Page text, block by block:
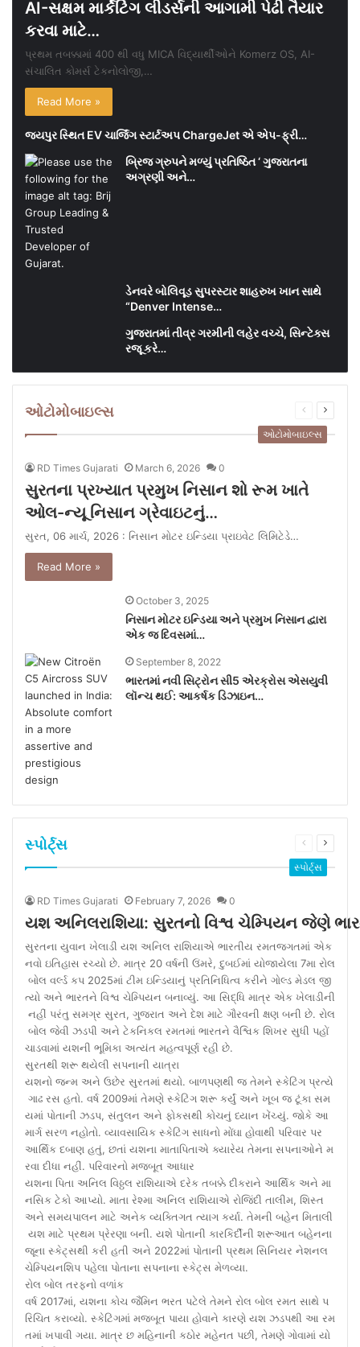
AI-સક્ષમ માર્કેટિંગ લીડર્સની આગામી પેઢી તૈયાર
કરવા માટે…
પ્રથમ તબક્કામાં 400 થી વધુ MICA વિદ્યાર્થીઓને Komerz OS, AI-
સંચાલિત કોમર્સ ટેકનોલોજી,…
Read More »
જયપુર સ્થિત EV ચાર્જિંગ સ્ટાર્ટઅપ ChargeJet એ એપ-ફ્રી…
બ્રિજ ગ્રુપને મળ્યું પ્રતિષ્ઠિત ‘ ગુજરાતના
અગ્રણી અને…
ડેનવરે બોલિવૂડ સુપરસ્ટાર શાહરુખ ખાન સાથે
“Denver Intense…
ગુજરાતમાં તીવ્ર ગરમીની લહેર વચ્ચે, સિન્ટેક્સ
રજૂ કરે…
ઓટોમોબાઇલ્સ
Previous
page
ઓટોમોબાઇલ્સ
RD Times Gujarati March 6, 2026 0
સુરતના પ્રખ્યાત પ્રમુખ નિસાન શો રૂમ ખાતે
ઓલ-ન્યૂ નિસાન ગ્રેવાઇટનું…
સુરત, 06 માર્ચ, 2026 : નિસાન મોટર ઇન્ડિયા પ્રાઇવેટ લિમિટેડે…
Read More »
October 3, 2025
નિસાન મોટર ઇન્ડિયા અને પ્રમુખ નિસાન દ્વારા
એક જ દિવસમાં…
September 8, 2022
ભારતમાં નવી સિટ્રોન સી5 એરક્રોસ એસયુવી
લૉન્ચ થઈ: આકર્ષક ડિઝાઇન…
સ્પોર્ટ્સ
Previous
page
સ્પોર્ટ્સ
RD Times Gujarati February 7, 2026 0
યશ અનિલરાશિયા: સુરતનો વિશ્વ ચેમ્પિયન જેણે
સુરતના યુવાન ખેલાડી યશ અનિલ રાશિયાએ ભારતીય રમતજગતમાં એક
નવો ઇતિહાસ રચ્યો છે. માત્ર 20 વર્ષની ઉંમરે, દુબઈમાં યોજાયેલા 7મા રોલ
બોલ વર્લ્ડ કપ 2025માં ટીમ ઇન્ડિયાનું પ્રતિનિધિત્વ કરીને ગોલ્ડ મેડલ જી
ત્યો અને ભારતને વિશ્વ ચેમ્પિયન બનાવ્યું. આ સિદ્ધિ માત્ર એક ખેલાડીની
નહીં પરંતુ સમગ્ર સુરત, ગુજરાત અને દેશ માટે ગૌરવની ક્ષણ બની છે. રોલ
બોલ જેવી ઝડપી અને ટેકનિકલ રમતમાં ભારતને વૈશ્વિક શિખર સુધી પહોં
ચાડવામાં યશની ભૂમિકા અત્યંત મહત્વપૂર્ણ રહી છે.
સુરતથી શરૂ થયેલી સપનાની યાત્રા
યશનો જન્મ અને ઉછેર સુરતમાં થયો. બાળપણથી જ તેમને સ્કેટિંગ પ્રત્યે
ગાઢ રસ હતો. વર્ષ 2009માં તેમણે સ્કેટિંગ શરૂ કર્યું અને ખૂબ જ ટૂંકા સમ
યમાં પોતાની ઝડપ, સંતુલન અને ફોકસથી કોચનું ધ્યાન ખેંચ્યું. જોકે આ
માર્ગ સરળ નહોતો. વ્યાવસાયિક સ્કેટિંગ સાધનો મોંઘા હોવાથી પરિવાર પર
આર્થિક દબાણ હતું, છતાં યશના માતાપિતાએ ક્યારેય તેમના સપનાઓને મ
રવા દીધા નહીં. પરિવારનો મજબૂત આધાર
યશના પિતા અનિલ વિઠ્ઠલ રાશિયાએ દરેક તબક્કે દીકરાને આર્થિક અને મા
નસિક ટેકો આપ્યો. માતા રેશ્મા અનિલ રાશિયાએ રોજિંદી તાલીમ, શિસ્ત
અને સમયપાલન માટે અનેક વ્યક્તિગત ત્યાગ કર્યા. તેમની બહેન મિતાલી
યશ માટે પ્રથમ પ્રેરણા બની. યશે પોતાની કારકિર્દીની શરૂઆત બહેનના
જૂના સ્કેટ્સથી કરી હતી અને 2022માં પોતાની પ્રથમ સિનિયર નેશનલ
ચેમ્પિયનશિપ પહેલા પોતાના સપનાના સ્કેટ્સ મેળવ્યા.
રોલ બોલ તરફનો વળાંક
વર્ષ 2017માં, યશના કોચ જૈમિન ભરત પટેલે તેમને રોલ બોલ રમત સાથે પ
રિચિત કરાવ્યો. સ્કેટિંગમાં મજબૂત પાયા હોવાને કારણે યશ ઝડપથી આ રમ
તમાં ખપાવી ગયા. માત્ર છ મહિનાની કઠોર મહેનત પછી, તેમણે ગોવામાં યો